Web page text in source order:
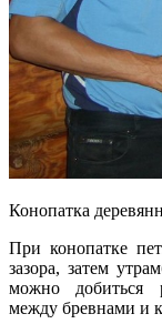
Конопатка
При конопатке
зазора, затем
можно добиться
между бревнами и